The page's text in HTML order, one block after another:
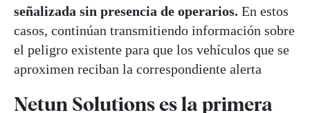
señalizada sin presencia de operarios. En estos
casos, continúan transmitiendo información sobre
el peligro existente para que los vehículos que se
aproximen reciban la correspondiente alerta
Netun Solutions es la primera